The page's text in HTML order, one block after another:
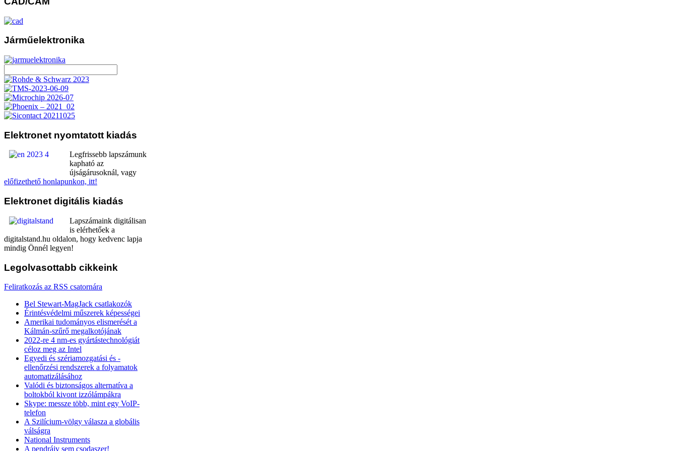
Járműelektronika
Elektronet nyomtatott kiadás
Legfrissebb lapszámunk
kapható az
újságárusoknál, vagy
előfizethető honlapunkon, itt!
Elektronet digitális kiadás
Lapszámaink digitálisan
is elérhetőek a
digitalstand.hu oldalon, hogy kedvenc lapja
mindig Önnél legyen!
Legolvasottabb cikkeink
Feliratkozás az RSS csatornára
Bel Stewart-MagJack csatlakozók
Érintésvédelmi műszerek képességei
Amerikai tudományos elismerését a
Kálmán-szűrő megalkotójának
2022-re 4 nm-es gyártástechnológiát
céloz meg az Intel
Egyedi és szériamozgatási és -
ellenőrzési rendszerek a folyamatok
automatizálásához
Valódi és biztonságos alternatíva a
boltokból kivont izzólámpákra
Skype: messze több, mint egy VoIP-
telefon
A Szilícium-völgy válasza a globális
válságra
National Instruments
A pendrájv sem csodaszer!